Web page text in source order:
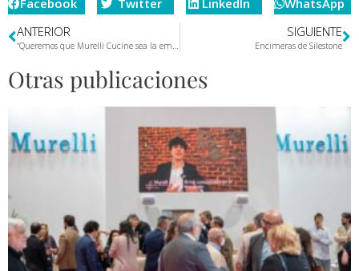
Facebook Twitter LinkedIn
WhatsApp
ANTERIOR
“Queremos que Murelli Cucine sea la empresa de referencia en el sector del amueblamiento de cocinas”
SIGUIENTE
Encimeras de Silestone
Otras publicaciones